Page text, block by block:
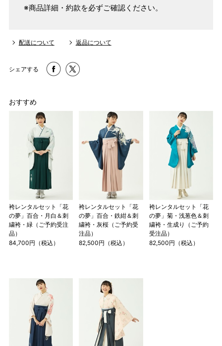
※商品詳細・約款を必ずご確認ください。
配送について 返品について
シェアする
おすすめ
袴レンタルセット「花
の夢」百合・月白＆刺
繍袴・緑（ご予約受注
品）
84,700円（税込）
袴レンタルセット「花
の夢」百合・鉄紺＆刺
繍袴・灰桜（ご予約受
注品）
82,500円（税込）
袴レンタルセット「花
の夢」菊・浅葱色＆刺
繍袴・生成り（ご予約
受注品）
82,500円（税込）